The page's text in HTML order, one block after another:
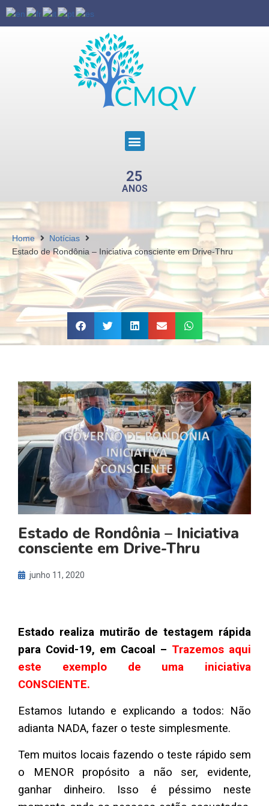
25
ANOS
Home
Notícias
Estado de Rondônia – Iniciativa consciente em Drive-Thru
Estado de Rondônia – Iniciativa
consciente em Drive-Thru
junho 11, 2020
Estado realiza mutirão de testagem rápida
para Covid-19, em Cacoal – Trazemos aqui
este exemplo de uma iniciativa
CONSCIENTE.
Estamos lutando e explicando a todos: Não
adianta NADA, fazer o teste simplesmente.
Tem muitos locais fazendo o teste rápido sem
o MENOR propósito a não ser, evidente,
ganhar dinheiro. Isso é péssimo neste